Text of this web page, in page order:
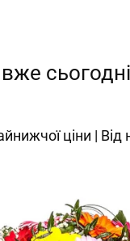
сьогодні
ціни | Від